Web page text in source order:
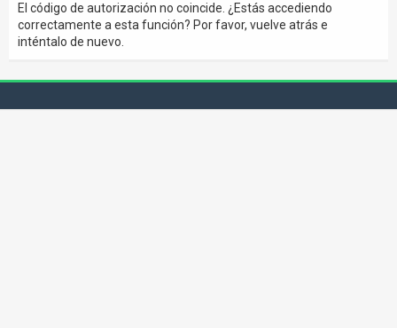
El código de autorización no coincide. ¿Estás accediendo
correctamente a esta función? Por favor, vuelve atrás e
inténtalo de nuevo.